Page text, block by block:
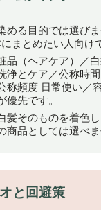
める目的では選び
まとめたい人向け
品（ヘアケア）／
浄とケア／公称時
称頻度 日常使い／
優先です。
髪そのものを着色
商品としては選べま
と回避策